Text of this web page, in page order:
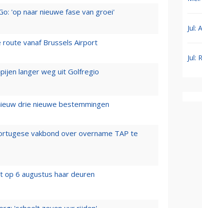
'op naar nieuwe fase van groei'
vanaf Brussels Airport
langer weg uit Golfregio
drie nieuwe bestemmingen
vakbond over overname TAP te
op 6 augustus haar deuren
Jul:
Jul: